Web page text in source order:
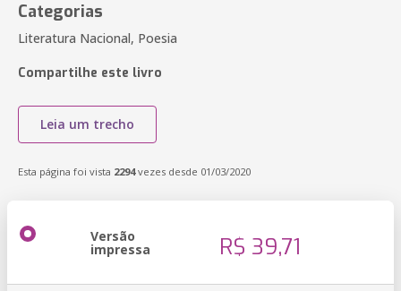
Categorias
Literatura Nacional, Poesia
Compartilhe este livro
Leia um trecho
Esta página foi vista 2294vezes desde 01/03/2020
Versão
impressa R$ 39,71